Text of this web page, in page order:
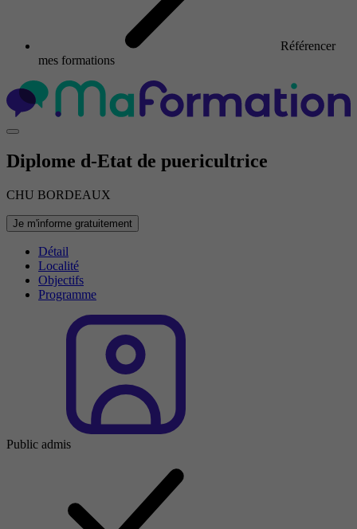
Référencer
mes formations
Diplome d-Etat de puericultrice
CHU BORDEAUX
Je m'informe gratuitement
Détail
Localité
Objectifs
Programme
Public admis